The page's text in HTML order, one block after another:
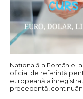
Națională a României
oficial de referință
europeană a
precedentă,